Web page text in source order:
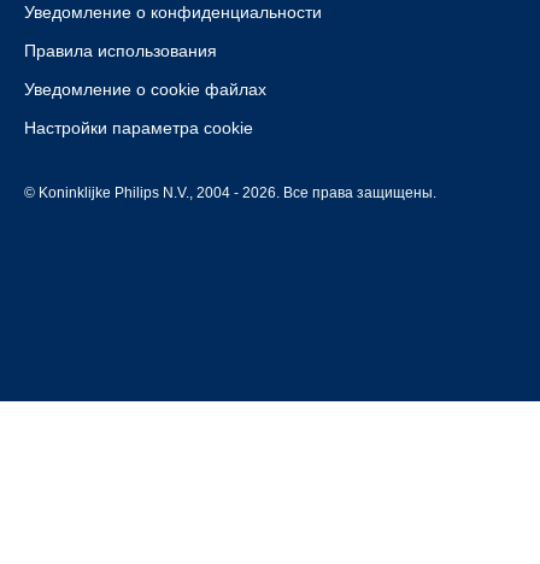
Уведомление о конфиденциальности
Правила использования
Уведомление о cookie файлах
Настройки параметра cookie
© Koninklijke Philips N.V., 2004 - 2026. Все права защищены.